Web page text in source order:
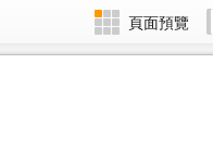
頁面預覽